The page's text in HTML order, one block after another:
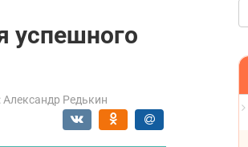
успешного
Александр Редькин